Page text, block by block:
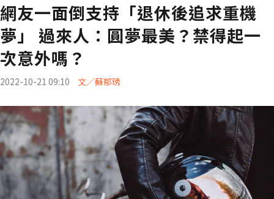
網友一面倒支持「退休後追求重機
夢」 過來人：圓夢最美？禁得起一
次意外嗎？
2022-10-21 09:10 文／蘇郁琇